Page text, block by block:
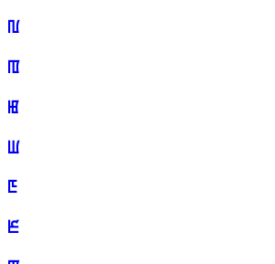
ꡃ
ꡄ
ꡅ
ꡆ
ꡇ
ꡈ